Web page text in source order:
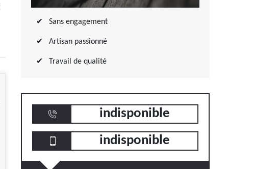
Sans engagement
Artisan passionné
Travail de qualité
indisponible
indisponible